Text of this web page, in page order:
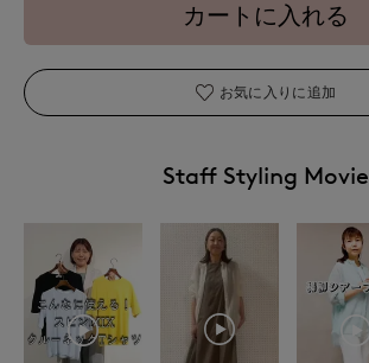
カートに入れる
お気に入りに追加
Staff Styling Movie